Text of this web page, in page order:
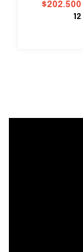
$202.500
12